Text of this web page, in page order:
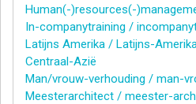
Human(-)resources(-
In-companytraining /
Latijns Amerika / Latijns-
Centraal-Azië
Man/vrouw-verhouding / man-
Meesterarchitect / meester-